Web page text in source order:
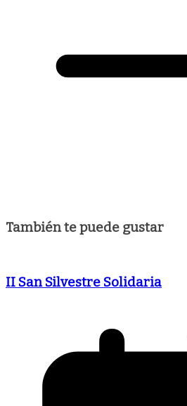
También te puede gustar
II San Silvestre Solidaria